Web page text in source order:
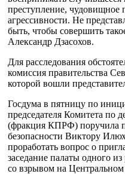
преступление, чудовищное
агрессивности. Не
быть, чтобы совершить
Александр Дзасохов.
Для расследования
комиссия правительства
которой вошли
Госдума в пятницу по
председателя Комитета по
(фракция КПРФ) поручила
безопасности Виктору
проработать вопрос о
заседание палаты одного
со взрывом на